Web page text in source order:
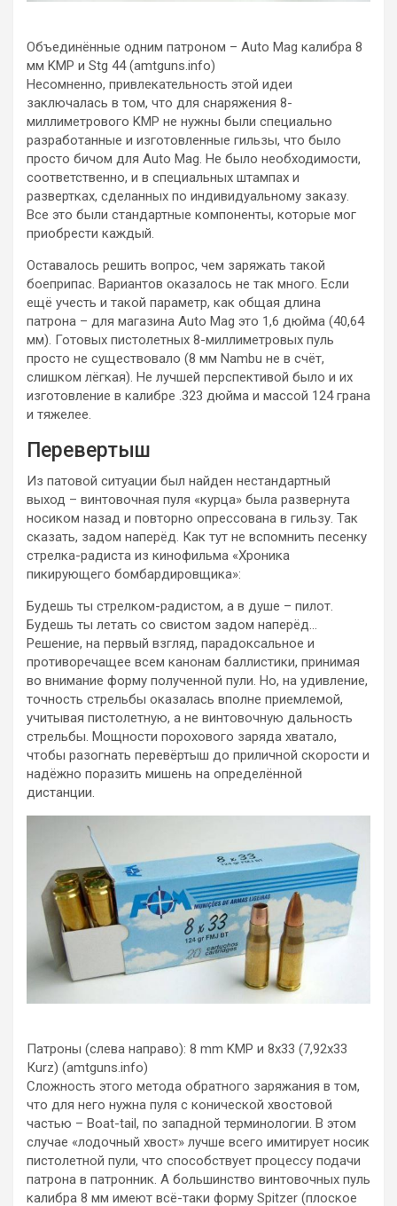
Объединённые одним патроном – Auto Mag калибра 8
мм KMP и Stg 44 (amtguns.info)
Несомненно, привлекательность этой идеи
заключалась в том, что для снаряжения 8-
миллиметрового KMP не нужны были специально
разработанные и изготовленные гильзы, что было
просто бичом для Auto Mag. Не было необходимости,
соответственно, и в специальных штампах и
развертках, сделанных по индивидуальному заказу.
Все это были стандартные компоненты, которые мог
приобрести каждый.
Оставалось решить вопрос, чем заряжать такой
боеприпас. Вариантов оказалось не так много. Если
ещё учесть и такой параметр, как общая длина
патрона – для магазина Auto Mag это 1,6 дюйма (40,64
мм). Готовых пистолетных 8-миллиметровых пуль
просто не существовало (8 мм Nambu не в счёт,
слишком лёгкая). Не лучшей перспективой было и их
изготовление в калибре .323 дюйма и массой 124 грана
и тяжелее.
Перевертыш
Из патовой ситуации был найден нестандартный
выход – винтовочная пуля «курца» была развернута
носиком назад и повторно опрессована в гильзу. Так
сказать, задом наперёд. Как тут не вспомнить песенку
стрелка-радиста из кинофильма «Хроника
пикирующего бомбардировщика»:
Будешь ты стрелком-радистом, а в душе – пилот.
Будешь ты летать со свистом задом наперёд…
Решение, на первый взгляд, парадоксальное и
противоречащее всем канонам баллистики, принимая
во внимание форму полученной пули. Но, на удивление,
точность стрельбы оказалась вполне приемлемой,
учитывая пистолетную, а не винтовочную дальность
стрельбы. Мощности порохового заряда хватало,
чтобы разогнать перевёртыш до приличной скорости и
надёжно поразить мишень на определённой
дистанции.
Патроны (слева направо): 8 mm KMP и 8х33 (7,92х33
Кurz) (amtguns.info)
Сложность этого метода обратного заряжания в том,
что для него нужна пуля с конической хвостовой
частью – Boat-tail, по западной терминологии. В этом
случае «лодочный хвост» лучше всего имитирует носик
пистолетной пули, что способствует процессу подачи
патрона в патронник. А большинство винтовочных пуль
калибра 8 мм имеют всё-таки форму Spitzer (плоское